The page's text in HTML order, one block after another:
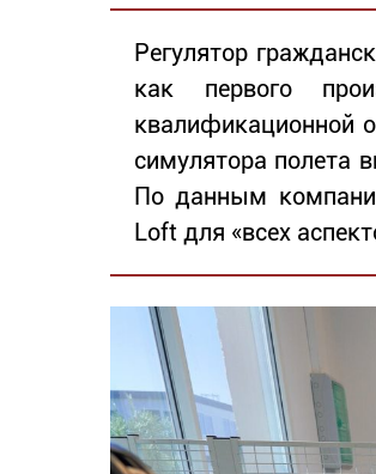
Регулятор
как первого
квалификационной
симулятора полета
По данным
Loft для «всех